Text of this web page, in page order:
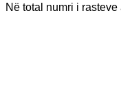
Në total numri i